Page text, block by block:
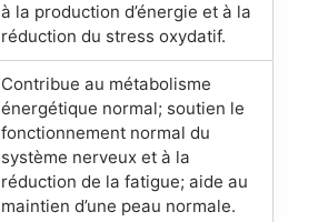
à la production d’énergie et à la
réduction du stress oxydatif.
Contribue au métabolisme
énergétique normal; soutien le
fonctionnement normal du
système nerveux et à la
réduction de la fatigue; aide au
maintien d’une peau normale.